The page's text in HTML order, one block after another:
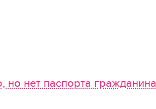
но нет паспорта гражданина